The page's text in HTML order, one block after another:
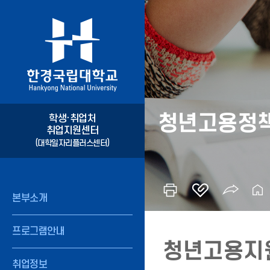
학생·취업처
취업지원센터
(대학일자리플러스센터)
본부소개
프로그램안내
취업정보
청년고용정
청년고용